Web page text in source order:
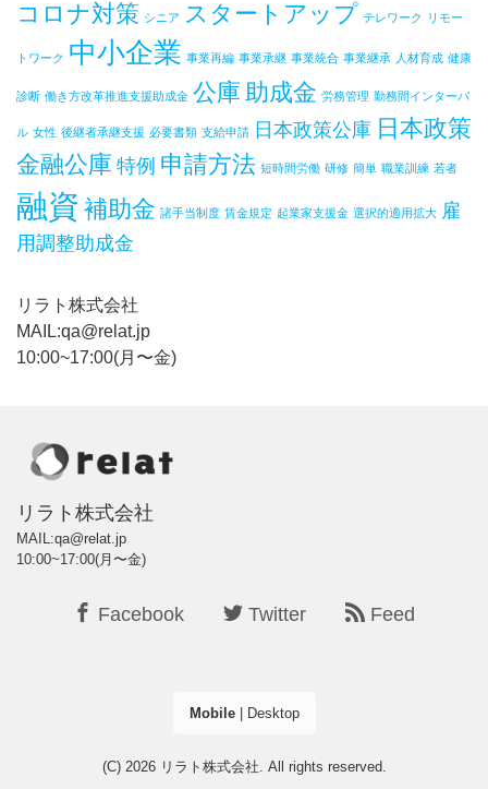
コロナ対策 シニア スタートアップ テレワーク リモー
トワーク 中小企業 事業再編 事業承継 事業統合 事業継承 人材育成 健康
診断 働き方改革推進支援助成金 公庫 助成金 労務管理 勤務間インターバ
ル 女性 後継者承継支援 必要書類 支給申請 日本政策公庫 日本政策
金融公庫 特例 申請方法 短時間労働 研修 簡単 職業訓練 若者
融資 補助金 諸手当制度 賃金規定 起業家支援金 選択的適用拡大 雇
用調整助成金
リラト株式会社
MAIL:qa@relat.jp
10:00~17:00(月〜金)
リラト株式会社
MAIL:qa@relat.jp
10:00~17:00(月〜金)
Facebook Twitter Feed
Mobile| Desktop
(C) 2026 リラト株式会社 . All rights reserved.